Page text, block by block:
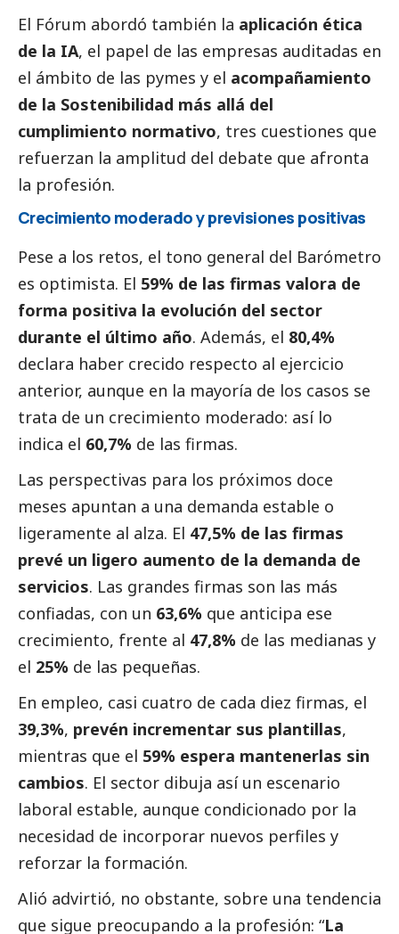
El Fórum abordó también la aplicación ética
de la IA, el papel de las empresas auditadas en
el ámbito de las pymes y el acompañamiento
de la Sostenibilidad más allá del
cumplimiento normativo, tres cuestiones que
refuerzan la amplitud del debate que afronta
la profesión.
Crecimiento moderado y previsiones positivas
Pese a los retos, el tono general del Barómetro
es optimista. El 59% de las firmas valora de
forma positiva la evolución del sector
durante el último año. Además, el 80,4%
declara haber crecido respecto al ejercicio
anterior, aunque en la mayoría de los casos se
trata de un crecimiento moderado: así lo
indica el 60,7% de las firmas.
Las perspectivas para los próximos doce
meses apuntan a una demanda estable o
ligeramente al alza. El 47,5% de las firmas
prevé un ligero aumento de la demanda de
servicios. Las grandes firmas son las más
confiadas, con un 63,6% que anticipa ese
crecimiento, frente al 47,8% de las medianas y
el 25% de las pequeñas.
En empleo, casi cuatro de cada diez firmas, el
39,3%, prevén incrementar sus plantillas,
mientras que el 59% espera mantenerlas sin
cambios. El sector dibuja así un escenario
laboral estable, aunque condicionado por la
necesidad de incorporar nuevos perfiles y
reforzar la formación.
Alió advirtió, no obstante, sobre una tendencia
que sigue preocupando a la profesión: “La